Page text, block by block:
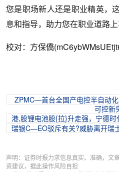
您是职场新人还是职业精英，
息和指导，助力您在职业道路上
校对：方保僑
ZPMC—首台全国产电控半自动
可控新
港,股锂电池股{拉}升走强，宁德
瑞银C—EO驳斥有关?威胁离开瑞
声明：证券时报力求信息真实、准确，文
资建议，据此操作风险自担